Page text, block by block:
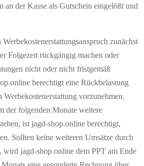
an der Kasse als Gutschein eingelößt und
zunächst
Folgezeit rückgängig machen oder
nicht oder nicht fristgemäß
berechtigt eine Rückbelastung
Werbekostenerstattung vorzunehmen.
der folgenden Monate weitere
ist jagd-shop.online berechtigt,
Sollten keine weiteren Umsätze durch
wird jagd-shop.online dem PPT am Ende